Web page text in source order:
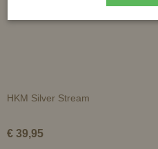
HKM Silver Stream
€ 39,95